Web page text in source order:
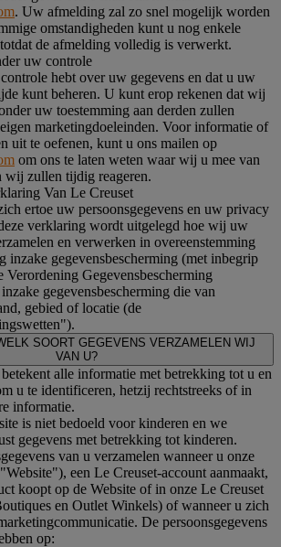
. Uw afmelding zal zo snel mogelijk worden
omstandigheden kunt u nog enkele
de afmelding volledig is verwerkt.
uw controle
hebt over uw gegevens en dat u uw
kunt beheren. U kunt erop rekenen dat wij
uw toestemming aan derden zullen
marketingdoeleinden. Voor informatie of
uit te oefenen, kunt u ons mailen op
om ons te laten weten waar wij u mee van
wij zullen tijdig reageren.
Van Le Creuset
ertoe uw persoonsgegevens en uw privacy
verklaring wordt uitgelegd hoe wij uw
en verwerken in overeenstemming
inzake gegevensbescherming (met inbegrip
Gegevensbescherming
gegevensbescherming die van
gebied of locatie (de
SOORT GEGEVENS VERZAMELEN WIJ
VAN U?
betekent alle informatie met betrekking tot u en
u te identificeren, hetzij rechtstreeks of in
informatie.
is niet bedoeld voor kinderen en we
gegevens met betrekking tot kinderen.
van u verzamelen wanneer u onze
een Le Creuset-account aanmaakt,
koopt op de Website of in onze Le Creuset
en Outlet Winkels) of wanneer u zich
De persoonsgegevens
op: